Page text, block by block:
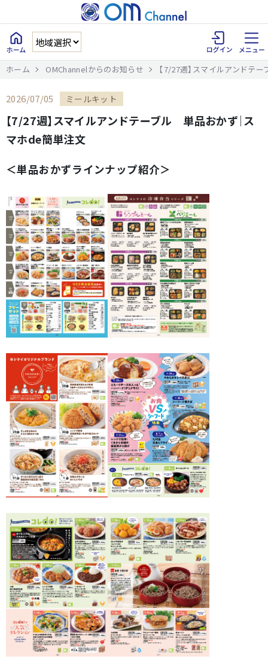
ホーム OMChannelからのお知らせ 【7/27週】スマイルアンドテ
2026/07/05 ミールキット
【7/27週】スマイルアンドテーブル 単品おかず｜ス
マホde簡単注文
＜単品おかずラインナップ紹介＞